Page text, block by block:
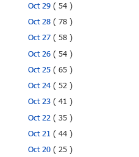
Oct 29( 54 )
Oct 28( 78 )
Oct 27( 58 )
Oct 26( 54 )
Oct 25( 65 )
Oct 24( 52 )
Oct 23( 41 )
Oct 22( 35 )
Oct 21( 44 )
Oct 20( 25 )